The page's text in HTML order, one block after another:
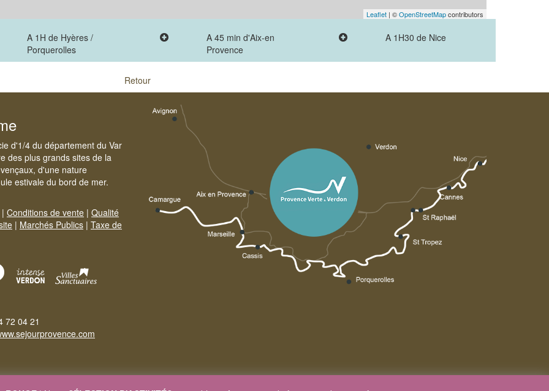
Leaflet | ©OpenStreetMapcontributors
A 1H de Hyères /
Porquerolles
A 45 min d'Aix-en
Provence
A 1H30 de Nice
Retour
d'1/4 du département du Var
des plus grands sites de la
d'une nature
estivale du bord de mer.
| Conditions de vente | Qualité
| Marchés Publics | Taxe de
72 04 21